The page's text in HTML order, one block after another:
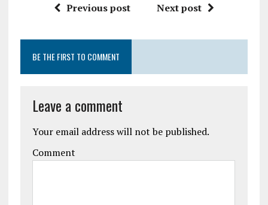
Previous post Next post
BE THE FIRST TO COMMENT
Leave a comment
Your email address will not be published.
Comment